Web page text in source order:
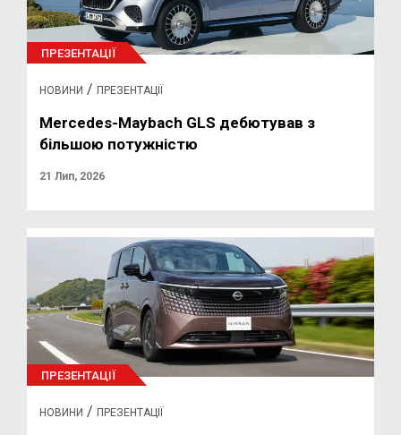
ПРЕЗЕНТАЦІЇ
НОВИНИ / ПРЕЗЕНТАЦІЇ
Mercedes-Maybach GLS дебютував з
більшою потужністю
21 Лип, 2026
ПРЕЗЕНТАЦІЇ
НОВИНИ / ПРЕЗЕНТАЦІЇ